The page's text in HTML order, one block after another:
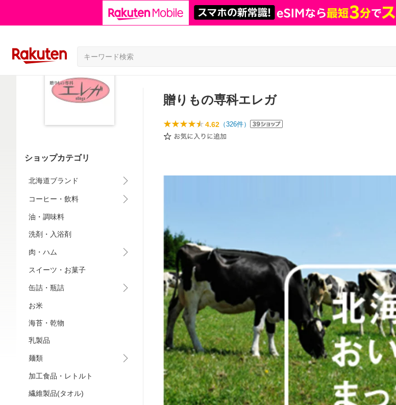
ショップカテゴリ
北海道ブランド
コーヒー・飲料
油・調味料
洗剤・入浴剤
肉・ハム
スイーツ・お菓子
缶詰・瓶詰
お米
海苔・乾物
乳製品
麺類
加工食品・レトルト
繊維製品(タオル)
贈りもの専科エレガ
4.62 （326件）